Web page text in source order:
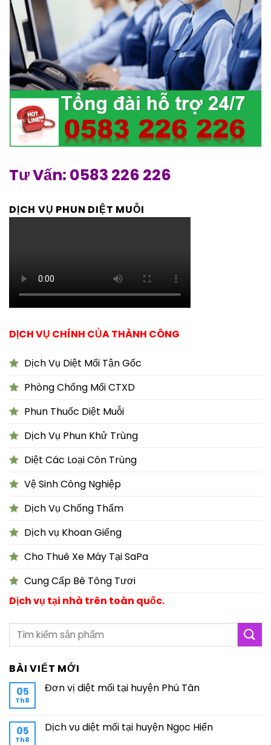
Tư Vấn: 0583 226 226
DỊCH VỤ PHUN DIỆT MUỖI
DỊCH VỤ CHÍNH CỦA THÀNH CÔNG
Dịch Vụ Diệt Mối Tận Gốc
Phòng Chống Mối CTXD
Phun Thuốc Diệt Muỗi
Dịch Vụ Phun Khử Trùng
Diệt Các Loại Côn Trùng
Vệ Sinh Công Nghiệp
Dịch Vụ Chống Thấm
Dịch vụ Khoan Giếng
Cho Thuê Xe Máy Tại SaPa
Cung Cấp Bê Tông Tươi
Dịch vụ tại nhà trên toàn quốc.
BÀI VIẾT MỚI
05
Th8
Đơn vị diệt mối tại huyện Phú Tân
05
Th8
Dịch vụ diệt mối tại huyện Ngọc Hiển